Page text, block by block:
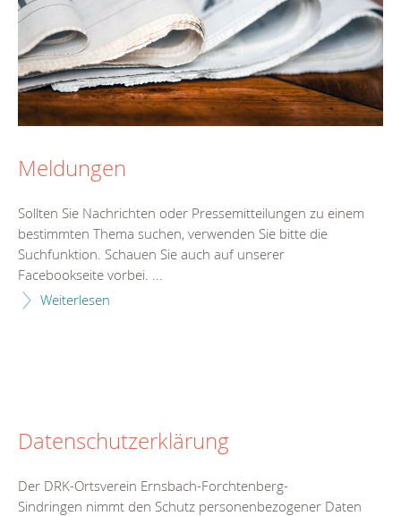
Meldungen
Sollten Sie Nachrichten oder Pressemitteilungen zu einem
bestimmten Thema suchen, verwenden Sie bitte die
Suchfunktion. Schauen Sie auch auf unserer
Facebookseite vorbei. ...
Weiterlesen
Datenschutzerklärung
Der DRK-Ortsverein Ernsbach-Forchtenberg-
Sindringen nimmt den Schutz personenbezogener Daten